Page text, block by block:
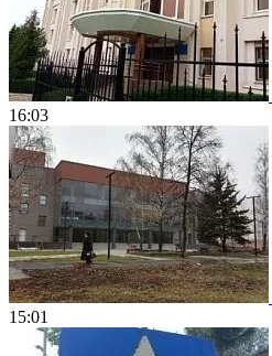
16:03
15:01